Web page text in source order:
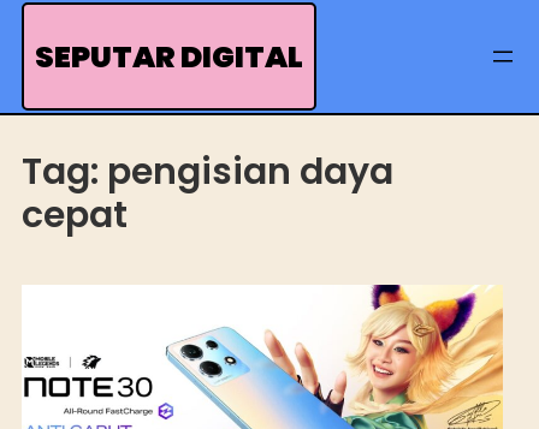
Skip
SEPUTAR DIGITAL
Tag: pengisian daya
cepat